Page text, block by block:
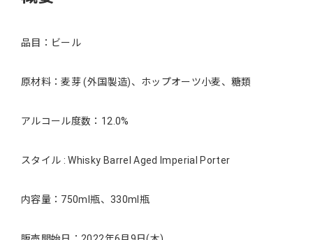
品⽬：ビール
原材料：⻨芽 (外国製造)、ホップオーツ⼩⻨、糖類
アルコール度数：12.0%
スタイル : Whisky Barrel Aged Imperial Porter
内容量：750ml瓶、330ml瓶